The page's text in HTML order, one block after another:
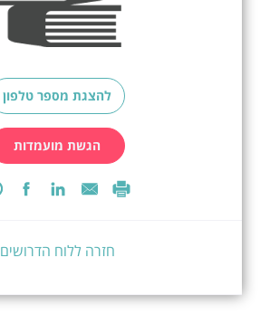
להצגת מספר טלפון
הגשת מועמדות
חזרה ללוח הדרושים